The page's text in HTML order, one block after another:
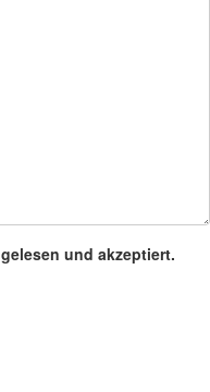
gelesen und akzeptiert.